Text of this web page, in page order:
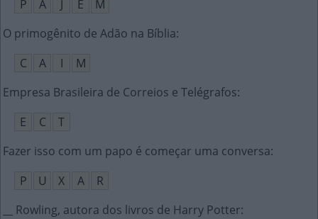
P
A J E
M
O primogênito de Adão na Bíblia:
C
A I
M
Empresa Brasileira de Correios e Telégrafos:
E
C
T
Fazer isso com um papo é começar uma conversa:
P
U X A
R
__ Rowling, autora dos livros de Harry Potter: